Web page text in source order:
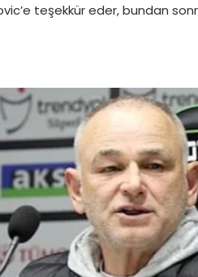
teşekkür eder, bundan